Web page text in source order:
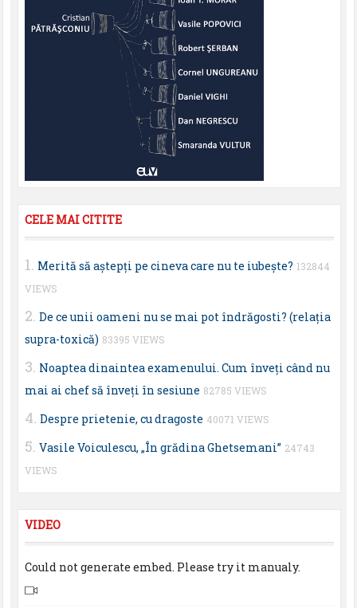
CELE MAI CITITE
Merită să aştepţi pe cineva care nu te iubeşte? 132844
VIEWS
De ce unii oameni nu se mai pot îndrăgosti? (relaţia
supra-toxică) 83395 VIEWS
Noaptea dinaintea examenului. Cum înveţi când nu
mai ai chef să înveţi în sesiune 82785 VIEWS
Despre prietenie, cu dragoste 40071 VIEWS
Vasile Voiculescu, „În grădina Ghetsemani” 24743
VIEWS
VIDEO
Could not generate embed. Please try it manualy.